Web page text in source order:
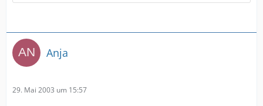
Anja
29. Mai 2003 um 15:57